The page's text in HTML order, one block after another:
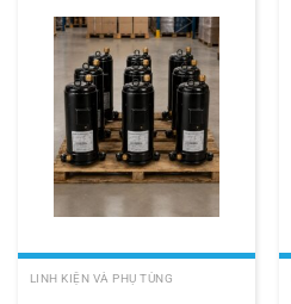
LINH KIỆN VÀ PHỤ TÙNG